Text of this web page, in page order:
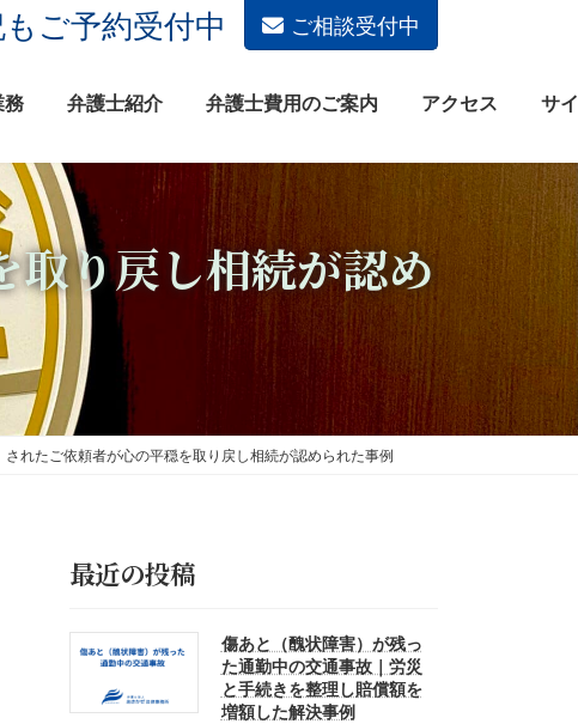
ご予約受付中 ご相談受付中
務 弁護士紹介 弁護士費用のご案内 アクセス サ
取り戻し相続が認め
されたご依頼者が心の平穏を取り戻し相続が認められた事例
最近の投稿
傷あと（醜状障害）が残っ
た通勤中の交通事故｜労災
と手続きを整理し賠償額を
増額した解決事例